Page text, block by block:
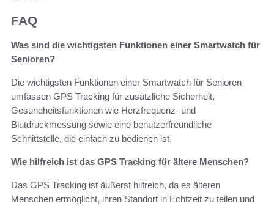
FAQ
Was sind die wichtigsten Funktionen einer Smartwatch für
Senioren?
Die wichtigsten Funktionen einer Smartwatch für Senioren
umfassen GPS Tracking für zusätzliche Sicherheit,
Gesundheitsfunktionen wie Herzfrequenz- und
Blutdruckmessung sowie eine benutzerfreundliche
Schnittstelle, die einfach zu bedienen ist.
Wie hilfreich ist das GPS Tracking für ältere Menschen?
Das GPS Tracking ist äußerst hilfreich, da es älteren
Menschen ermöglicht, ihren Standort in Echtzeit zu teilen und